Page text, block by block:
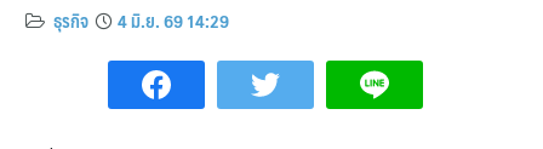
ธุรกิจ 4 มิ.ย. 69 14:29